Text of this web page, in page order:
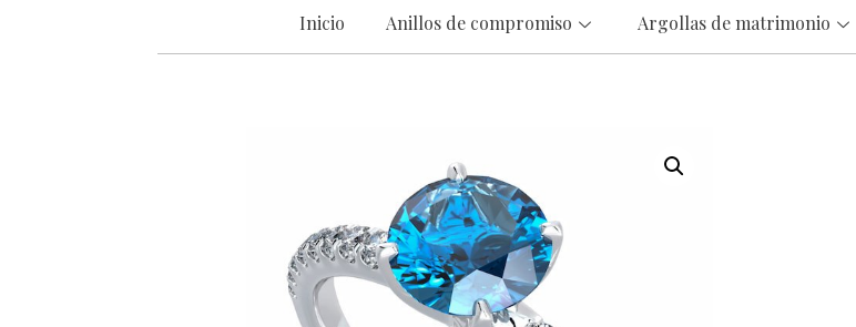
Inicio Anillos de compromiso Argollas de matrimonio